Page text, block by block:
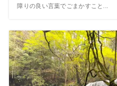
障りの良い言葉でごまかすこと...